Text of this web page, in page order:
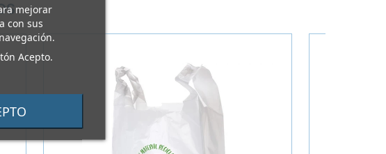
mejorar
con sus
Acepto.